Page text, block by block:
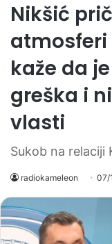
Nikšić
atmosferi
kaže da
greška i
vlasti
Sukob na relaciji
radiokameleon 07/